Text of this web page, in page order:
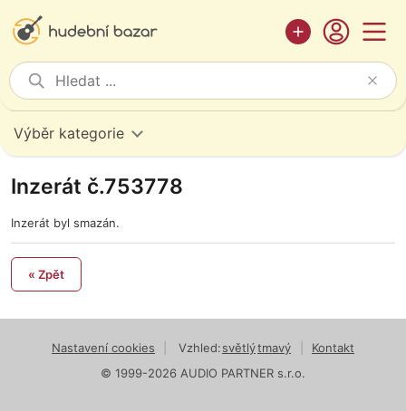
Výběr kategorie
Inzerát č.753778
Inzerát byl smazán.
« Zpět
Nastavení cookies Vzhled:světlýtmavý
Kontakt
© 1999-2026 AUDIO PARTNER s.r.o.